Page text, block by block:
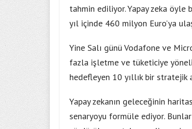
tahmin ediliyor. Yapay zeka öyle
yıl içinde 460 milyon Euro’ya
Yine Salı günü Vodafone ve
fazla işletme ve tüketiciye
hedefleyen 10 yıllık bir stratejik
Yapay zekanın geleceğinin
senaryoyu formüle ediyor.